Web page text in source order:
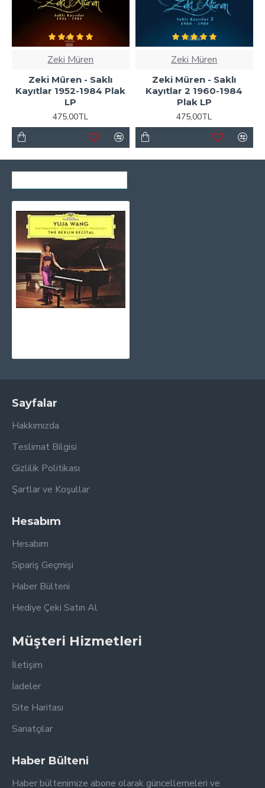
Zeki Müren
Zeki Müren - Saklı
Kayıtlar 1952-1984 Plak
LP
475,00TL
Zeki Müren
Zeki Müren - Saklı
Kayıtlar 2 1960-1984
Plak LP
475,00TL
Sayfalar
Hakkımızda
Teslimat Bilgisi
Gizlilik Politikası
Şartlar ve Koşullar
Hesabım
Hesabım
Sipariş Geçmişi
Haber Bülteni
Hediye Çeki Satın Al
Müşteri Hizmetleri
İletişim
İadeler
Site Haritası
Sanatçılar
Haber Bülteni
Haber bültenimize abone olarak güncellemeleri ve